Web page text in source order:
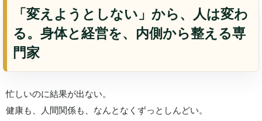
「変えようとしない」から、人は変わ
る。身体と経営を、内側から整える専
門家
忙しいのに結果が出ない。
健康も、人間関係も、なんとなくずっとしんどい。